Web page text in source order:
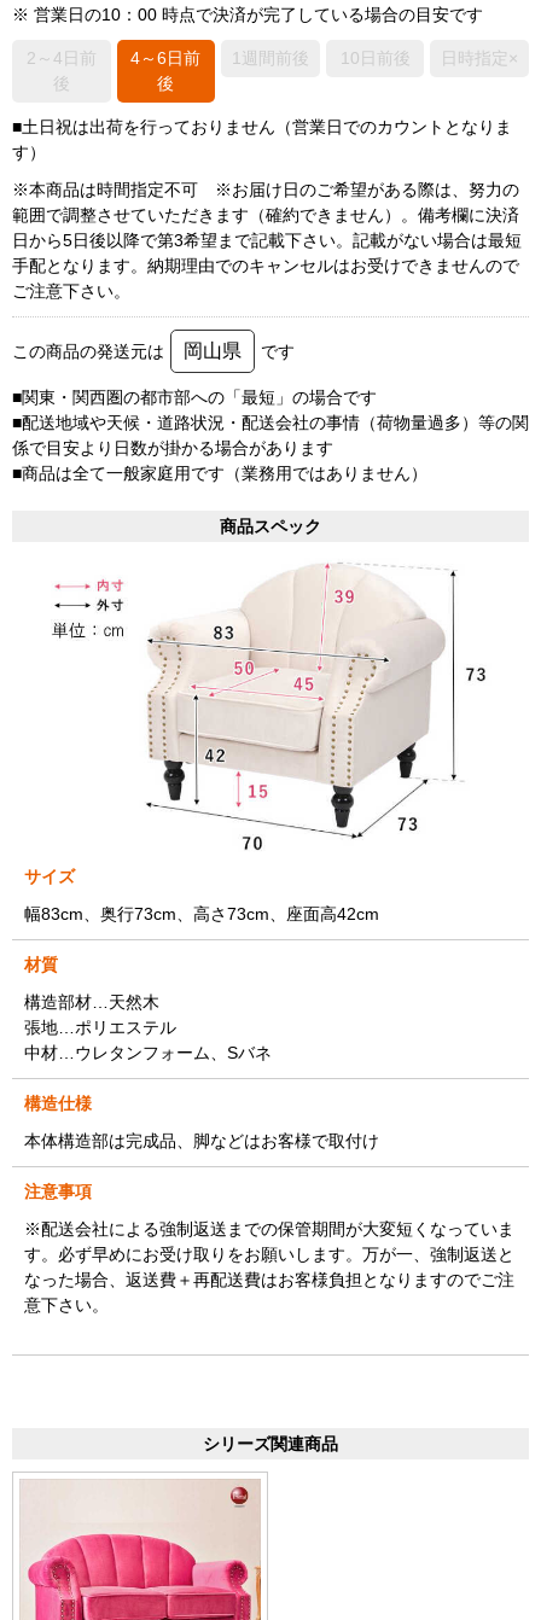
※ 営業日の10：00 時点で決済が完了している場合の目安です
2～4日前
後
4～6日前
後
1週間前後 10日前後 日時指定×
■土日祝は出荷を行っておりません（営業日でのカウントとなりま
す）
※本商品は時間指定不可 ※お届け日のご希望がある際は、努力の
範囲で調整させていただきます（確約できません）。備考欄に決済
日から5日後以降で第3希望まで記載下さい。記載がない場合は最短
手配となります。納期理由でのキャンセルはお受けできませんので
ご注意下さい。
この商品の発送元は 岡山県 です
■関東・関西圏の都市部への「最短」の場合です
■配送地域や天候・道路状況・配送会社の事情（荷物量過多）等の関
係で目安より日数が掛かる場合があります
■商品は全て一般家庭用です（業務用ではありません）
商品スペック
サイズ
幅83cm、奥行73cm、高さ73cm、座面高42cm
材質
構造部材…天然木
張地…ポリエステル
中材…ウレタンフォーム、Sバネ
構造仕様
本体構造部は完成品、脚などはお客様で取付け
注意事項
※配送会社による強制返送までの保管期間が大変短くなっていま
す。必ず早めにお受け取りをお願いします。万が一、強制返送と
なった場合、返送費＋再配送費はお客様負担となりますのでご注
意下さい。
シリーズ関連商品